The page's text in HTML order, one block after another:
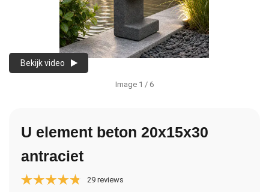
Bekijk video
Image 1 / 6
U element beton 20x15x30
antraciet
29 reviews